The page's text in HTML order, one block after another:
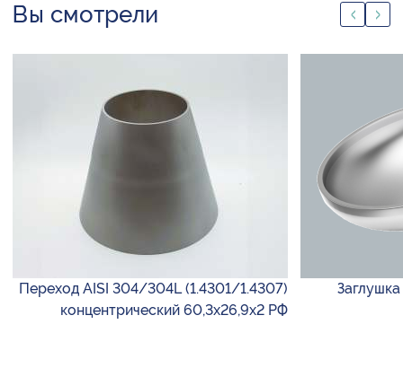
Вы смотрели
Переход AISI 304/304L (1.4301/1.4307)
концентрический 60,3х26,9х2 РФ